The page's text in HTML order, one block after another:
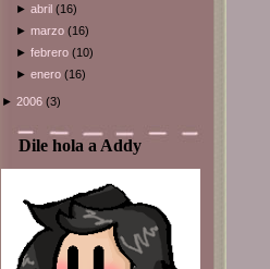
►abril(16)
►marzo(16)
►febrero(10)
►enero(16)
► 2006 (3)
Dile hola a Addy